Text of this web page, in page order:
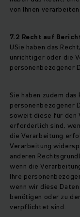
von Ihnen verarbeiten.
7.2 Recht auf
USie haben das
unrichtiger oder die
personenbezogener
Sie haben zudem
personenbezogener
soweit diese für den
erforderlich sind,
die Verarbeitung
Verarbeitung
anderen
wenn die
Ihre
wenn wir diese
benötigen oder zu
verpflichtet sind.